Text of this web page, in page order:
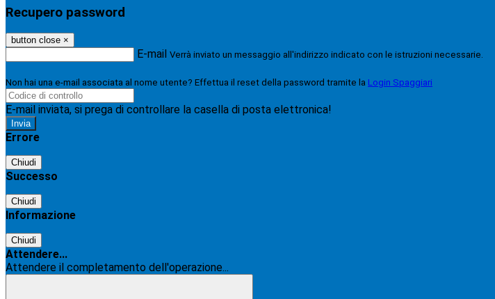
Recupero password
button close ×
E-mail Verrà inviato un messaggio all'indirizzo indicato con le istruzioni necessarie.
Non hai una e-mail associata al nome utente? Effettua il reset della password tramite la Login Spaggiari
E-mail inviata, si prega di controllare la casella di posta elettronica!
Errore
Chiudi
Successo
Chiudi
Informazione
Chiudi
Attendere...
Attendere il completamento dell'operazione...